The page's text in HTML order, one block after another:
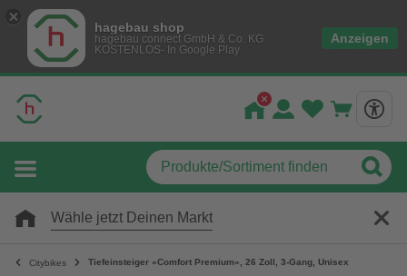
hagebau shop
hagebau connect GmbH & Co. KG
KOSTENLOS- In Google Play
Anzeigen
Wähle jetzt Deinen Markt
Citybikes Tiefeinsteiger »Comfort Premium«, 26 Zoll, 3-Gang, Unisex